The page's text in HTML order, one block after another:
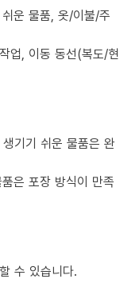
운 물품, 옷/이불/주
업, 이동 동선(복도/현
기기 쉬운 물품은 완
은 포장 방식이 만족
수 있습니다.